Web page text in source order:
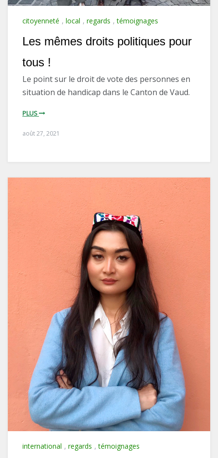
citoyenneté , local , regards ,témoignages
Les mêmes droits politiques pour
tous !
Le point sur le droit de vote des personnes en
situation de handicap dans le Canton de Vaud.
PLUS
août 27, 2021
international , regards ,témoignages